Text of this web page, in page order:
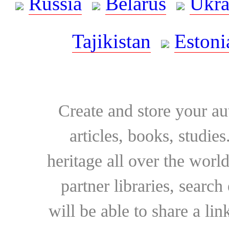
Tajikistan
Create and store your
articles, books,
heritage all over the
partner libraries,
will be able to share a